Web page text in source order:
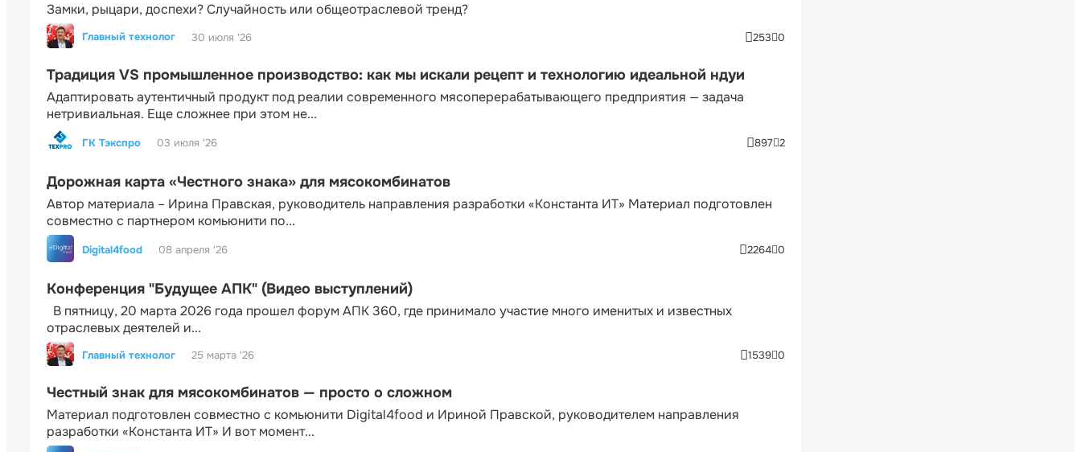
Замки, рыцари, доспехи? Случайность или общеотраслевой тренд?
Главный технолог 30 июля '26 253 0
Традиция VS промышленное производство: как мы искали рецепт и технологию идеальной ндуи
Адаптировать аутентичный продукт под реалии современного мясоперерабатывающего предприятия — задача
нетривиальная. Еще сложнее при этом не...
ГК Тэкспро 03 июля '26 897 2
Дорожная карта «Честного знака» для мясокомбинатов
Автор материала – Ирина Правская, руководитель направления разработки «Константа ИТ» Материал подготовлен
совместно с партнером комьюнити по...
Digital4food 08 апреля '26 2264 0
Конференция "Будущее АПК" (Видео выступлений)
В пятницу, 20 марта 2026 года прошел форум АПК 360, где принимало участие много именитых и известных
отраслевых деятелей и...
Главный технолог 25 марта '26 1539 0
Честный знак для мясокомбинатов — просто о сложном
Материал подготовлен совместно с комьюнити Digital4food и Ириной Правской, руководителем направления
разработки «Константа ИТ» И вот момент...